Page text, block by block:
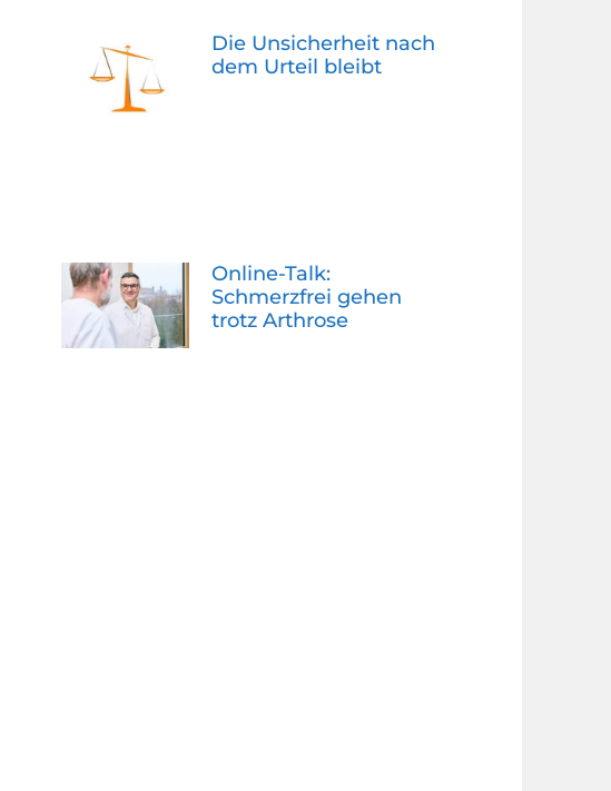
Die Unsicherheit nach
dem Urteil bleibt
Online-Talk:
Schmerzfrei gehen
trotz Arthrose